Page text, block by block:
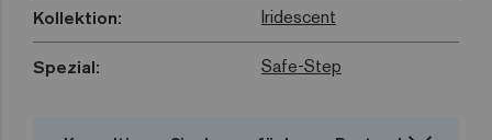
Kollektion: Iridescent
Spezial: Safe-Step